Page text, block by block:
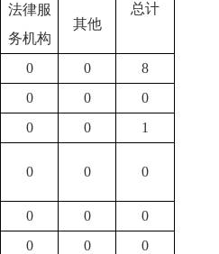
总计
法律服
务机构
其他
0 0
8
0 0 0
0 0
1
0 0 0
0 0
0
0 0
0